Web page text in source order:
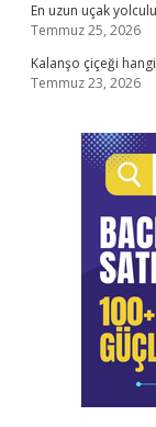
En uzun uçak
Temmuz 25, 2026
Kalanşo çiçeği
Temmuz 23, 2026